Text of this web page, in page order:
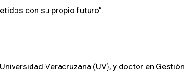
con su propio futuro”.
Veracruzana (UV), y doctor en Gestión